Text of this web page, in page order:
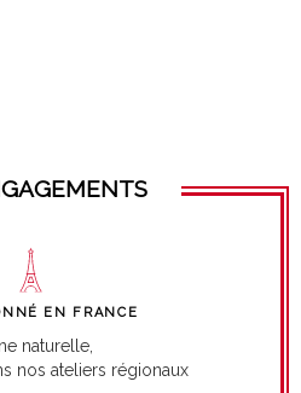
EN FRANCE
naturelle,
nos ateliers régionaux